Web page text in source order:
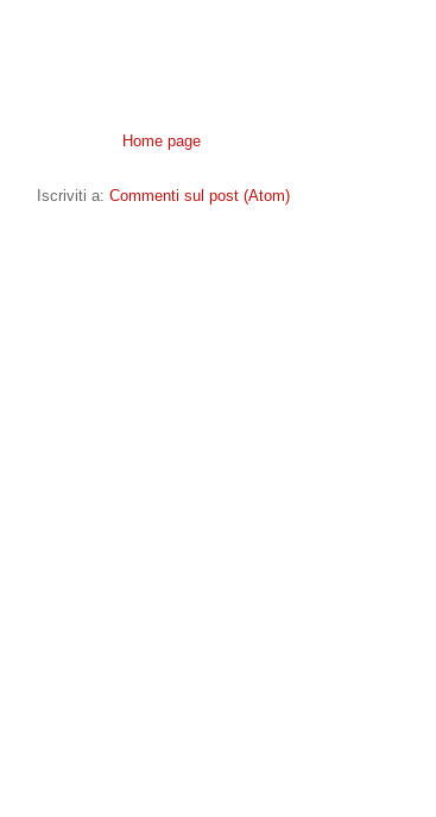
Home page
Iscriviti a: Commenti sul post (Atom)